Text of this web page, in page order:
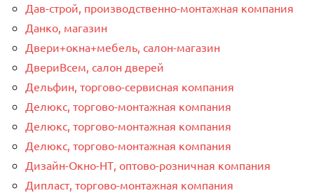
Дав-строй, производственно-монтажная компания
Данко, магазин
Двери+окна+мебель, салон-магазин
ДвериВсем, салон дверей
Дельфин, торгово-сервисная компания
Делюкс, торгово-монтажная компания
Делюкс, торгово-монтажная компания
Делюкс, торгово-монтажная компания
Дизайн-Окно-НТ, оптово-розничная компания
Дипласт, торгово-монтажная компания